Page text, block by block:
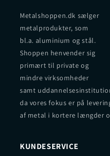
Metalshoppen.dk sælger
metalprodukter, som
bl.a. aluminium og stål.
Shoppen henvender sig
primært til private og
mindre virksomheder
samt
da vores fokus er på
af metal i kortere længder
KUNDESERVICE